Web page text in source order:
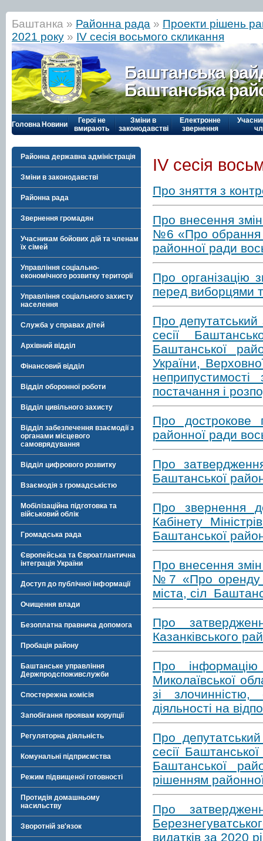
Баштанка » Районна рада » Проекти рішень
2021 року » IV сесія восьмого скликання
Баштанська
Баштанська
Головна Новини
Герої не
вмирають
Зміни в
законодавстві
Електронне
звернення
Районна державна адміністрація
Зміни в законодавстві
Районна рада
Звернення громадян
Учасникам бойових дій та членам
їх сімей
Управління соціально-
економічного розвитку території
Управління соціального захисту
населення
Служба у справах дітей
Архівний відділ
Фінансовий відділ
Відділ оборонної роботи
Відділ цивільного захисту
Відділ забезпечення взаємодії з
органами місцевого
самоврядування
Відділ цифрового розвитку
Взаємодія з громадськістю
Мобілізаційна підготовка та
військовий облік
Громадська рада
Європейська та Євроатлантична
інтеграція України
Доступ до публічної інформації
Очищення влади
Безоплатна правнича допомога
Пробація району
Баштанське управління
Держпродспоживслужби
Спостережна комісія
Запобігання проявам корупції
Регуляторна діяльність
Комунальні підприємства
Режим підвищеної готовності
Протидія домашньому
насильству
Зворотній зв'язок
IV сесія
Про зняття з
Про внесення
№6 «Про обрання
районної ради
Про організацію
перед виборцями
Про
сесії
Баштанської
України,
постачання і
Про дострокове
районної ради
Про
Баштанської
Про звернення
Кабінету
Баштанської
Про внесення
№7 «Про оренду
міста, сіл
Про
Казанківського
Про інформацію
Миколаївської
зі злочинністю,
діяльності на
Про
сесії
Баштанської
рішенням
Про
видатків за 2020